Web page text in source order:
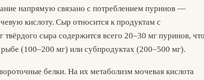
напрямую связано с потреблением пуринов —
кислоту. Сыр относится к продуктам с
сыра содержится всего 20–30 мг пуринов, что
(100–200 мг) или субпродуктах (200–500 мг).
белки. На их метаболизм мочевая кислота